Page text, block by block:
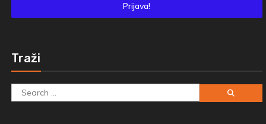
Prijava!
Traži
Search